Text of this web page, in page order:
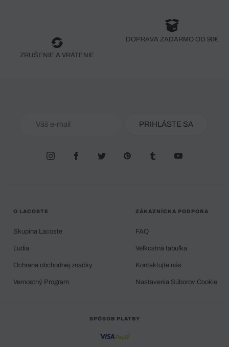
ZRUŠENIE A VRÁTENIE
DOPRAVA ZADARMO OD 90€
PRIHLÁSTE SA
O LACOSTE
Skupina Lacoste
Ľudia
Ochrana obchodnej značky
Vernostný Program
ZÁKAZNÍCKA PODPORA
FAQ
Veľkostná tabuľka
Kontaktujte nás
Nastavenia Súborov Cookie
SPÔSOB PLATBY